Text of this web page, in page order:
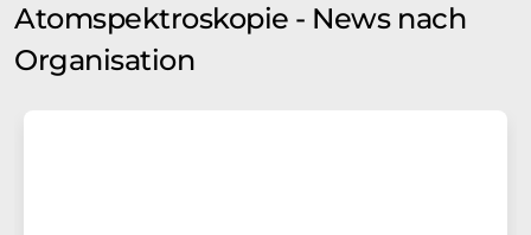
Atomspektroskopie - News nach
Organisation